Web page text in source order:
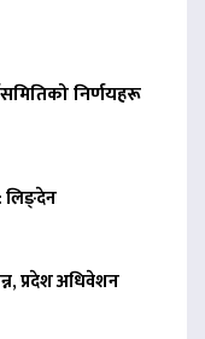
निर्णयहरू
: लिङ्देन
प्रदेश अधिवेशन